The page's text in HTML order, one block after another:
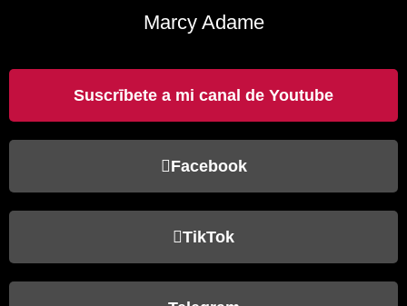
Marcy Adame
Suscrībete a mi canal de Youtube
Facebook
TikTok